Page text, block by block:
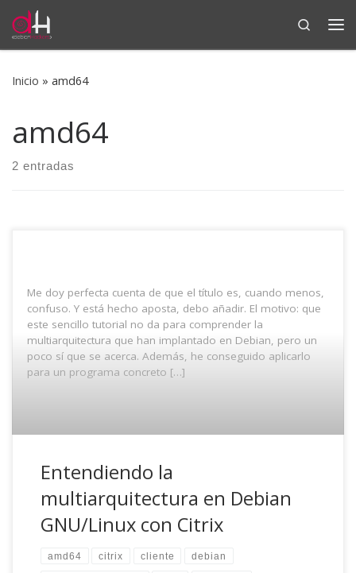
Saltar al contenido
Search
Inicio » amd64
amd64
2 entradas
Me doy perfecta cuenta de que el título es, cuando menos,
confuso. Y está hecho aposta, debo añadir. El motivo: que
este sencillo tutorial no da para comprender la
multiarquitectura que han implantado en Debian, pero un
poco sí que se acerca. Además, he conseguido aplicarlo
para un programa concreto […]
Entendiendo la
multiarquitectura en Debian
GNU/Linux con Citrix
amd64 citrix cliente debian